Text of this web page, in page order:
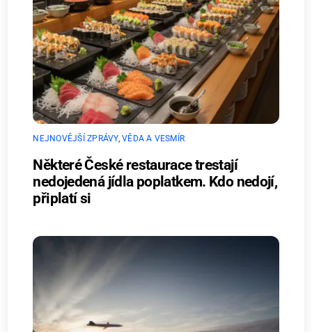
NEJNOVĚJŠÍ ZPRÁVY,VĚDA A VESMÍR
Některé České restaurace trestají
nedojedená jídla poplatkem. Kdo nedojí,
připlatí si